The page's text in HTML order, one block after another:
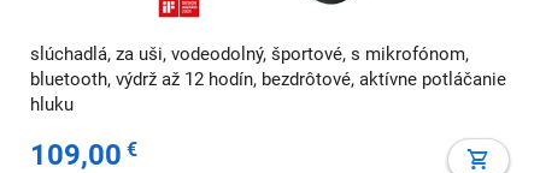
slúchadlá, za uši, vodeodolný, športové, s mikrofónom,
bluetooth, výdrž až 12 hodín, bezdrôtové, aktívne potláčanie
hluku
109,00 €